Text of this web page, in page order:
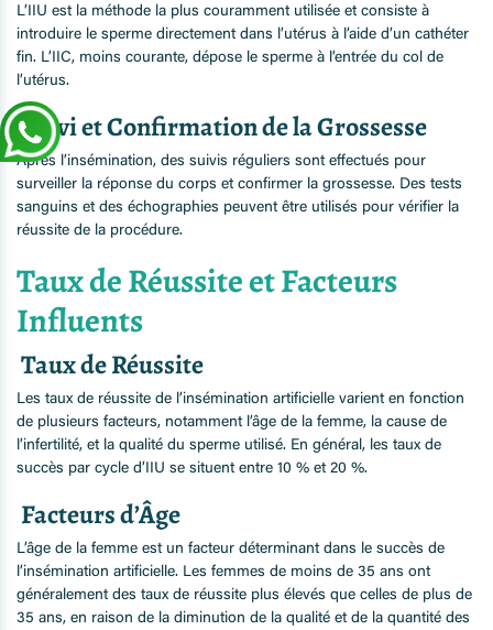
L’IIU est la méthode la plus couramment utilisée et consiste à
introduire le sperme directement dans l’utérus à l’aide d’un cathéter
fin. L’IIC, moins courante, dépose le sperme à l’entrée du col de
l’utérus.
Suivi et Confirmation de la Grossesse
Après l’insémination, des suivis réguliers sont effectués pour
surveiller la réponse du corps et confirmer la grossesse. Des tests
sanguins et des échographies peuvent être utilisés pour vérifier la
réussite de la procédure.
Taux de Réussite et Facteurs
Influents
Taux de Réussite
Les taux de réussite de l’insémination artificielle varient en fonction
de plusieurs facteurs, notamment l’âge de la femme, la cause de
l’infertilité, et la qualité du sperme utilisé. En général, les taux de
succès par cycle d’IIU se situent entre 10 % et 20 %.
Facteurs d’Âge
L’âge de la femme est un facteur déterminant dans le succès de
l’insémination artificielle. Les femmes de moins de 35 ans ont
généralement des taux de réussite plus élevés que celles de plus de
35 ans, en raison de la diminution de la qualité et de la quantité des